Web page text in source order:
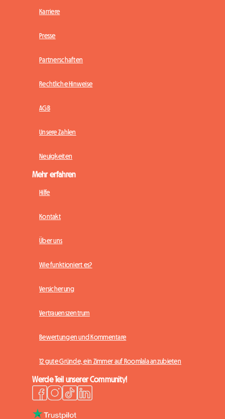
Karriere
Presse
Partnerschaften
Rechtliche Hinweise
AGB
Unsere Zahlen
Neuigkeiten
Mehr erfahren
Hilfe
Kontakt
Über uns
Wie funktioniert es?
Versicherung
Vertrauenszentrum
Bewertungen und Kommentare
12 gute Gründe, ein Zimmer auf Roomlala anzubieten
Werde Teil unserer Community!